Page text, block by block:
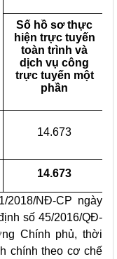
Số hồ sơ thực
hiện trực tuyến
toàn trình và
dịch vụ công
trực tuyến một
phần
14.673
14.673
2018/NĐ-CP ngày
số 45/2016/QĐ-
Chính phủ, thời
chính theo cơ chế